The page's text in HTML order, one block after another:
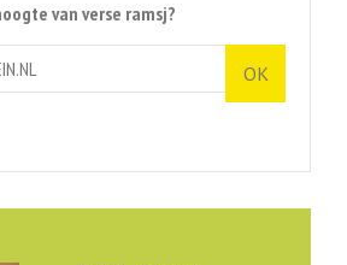
van verse ramsj?